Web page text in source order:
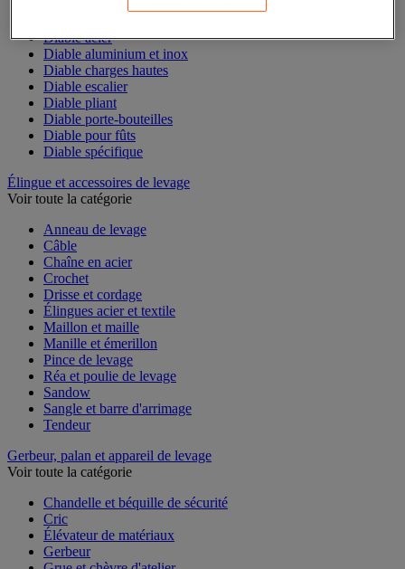
Diable acier
Diable aluminium et inox
Diable charges hautes
Diable escalier
Diable pliant
Diable porte-bouteilles
Diable pour fûts
Diable spécifique
Élingue et accessoires de levage
Voir toute la catégorie
Anneau de levage
Câble
Chaîne en acier
Crochet
Drisse et cordage
Élingues acier et textile
Maillon et maille
Manille et émerillon
Pince de levage
Réa et poulie de levage
Sandow
Sangle et barre d'arrimage
Tendeur
Gerbeur, palan et appareil de levage
Voir toute la catégorie
Chandelle et béquille de sécurité
Cric
Élévateur de matériaux
Gerbeur